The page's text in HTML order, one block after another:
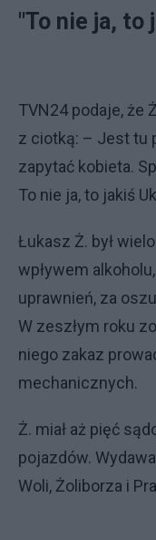
"To nie ja, to
TVN24 podaje, że
z ciotką: – Jest tu
zapytać kobieta.
To nie ja, to jakiś
Łukasz Ż. był
wpływem
uprawnień, za
W zeszłym roku
niego zakaz
mechanicznych.
Ż. miał aż pięć
pojazdów.
Woli, Żoliborza i